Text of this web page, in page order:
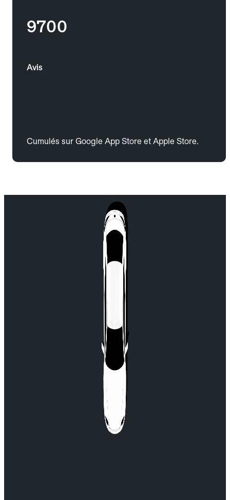
9700
Avis
Cumulés sur Google App Store et Apple Store.